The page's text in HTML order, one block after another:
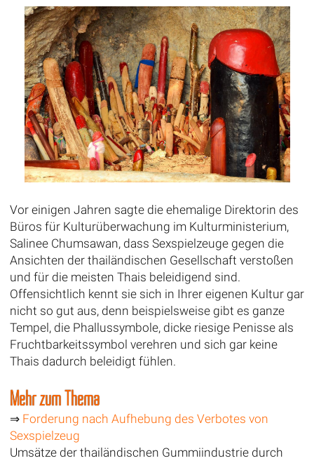
Vor einigen Jahren sagte die ehemalige Direktorin des
Büros für Kulturüberwachung im Kulturministerium,
Salinee Chumsawan, dass Sexspielzeuge gegen die
Ansichten der thailändischen Gesellschaft verstoßen
und für die meisten Thais beleidigend sind.
Offensichtlich kennt sie sich in Ihrer eigenen Kultur gar
nicht so gut aus, denn beispielsweise gibt es ganze
Tempel, die Phallussymbole, dicke riesige Penisse als
Fruchtbarkeitssymbol verehren und sich gar keine
Thais dadurch beleidigt fühlen.
Mehr zum Thema
⇒ Forderung nach Aufhebung des Verbotes von
Sexspielzeug
Umsätze der thailändischen Gummiindustrie durch